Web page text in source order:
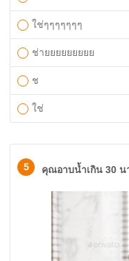
ใช่ๆๆๆๆๆๆๆ
ช่ายยยยยยยยย
ช
ใช่
5 คุณอาบน้ำเกิน 30 น